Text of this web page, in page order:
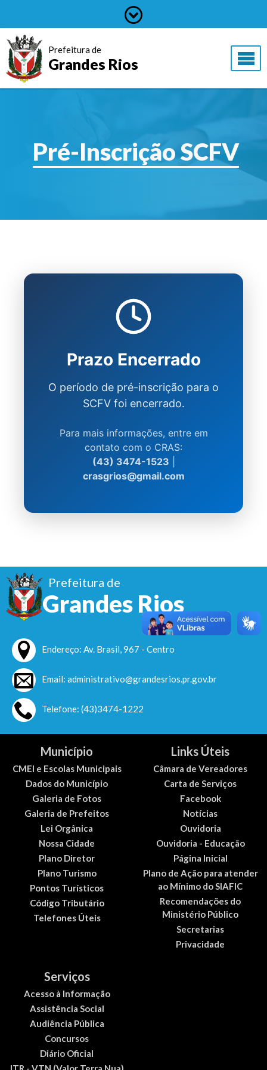
Prefeitura de
Grandes Rios
Pré-Inscrição SCFV
Prazo Encerrado
O período de pré-inscrição para o
SCFV foi encerrado.
Para mais informações, entre em
contato com o CRAS:
(43) 3474-1523
crasgrios@gmail.com
Prefeitura de
Grandes Rios
Endereço: Av. Brasil, 967 - Centro
Email: administrativo@grandesrios.pr.gov.br
Telefone: (43)3474-1222
Município
CMEI e Escolas Municipais
Dados do Município
Galeria de Fotos
Galeria de Prefeitos
Lei Orgânica
Nossa Cidade
Plano Diretor
Plano Turismo
Pontos Turísticos
Código Tributário
Telefones Úteis
Links Úteis
Câmara de Vereadores
Carta de Serviços
Facebook
Notícias
Ouvidoria
Ouvidoria - Educação
Página Inicial
Plano de Ação para atender
ao Mínimo do SIAFIC
Recomendações do
Ministério Público
Secretarias
Privacidade
Serviços
Acesso à Informação
Assistência Social
Audiência Pública
Concursos
Diário Oficial